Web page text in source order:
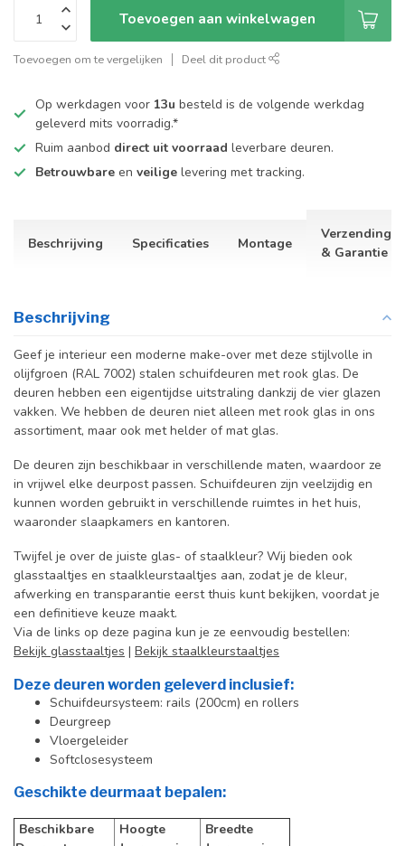
Toevoegen aan winkelwagen
Toevoegen om te vergelijken Deel dit product
Op werkdagen voor 13u besteld is de volgende werkdag
geleverd mits voorradig.*
Ruim aanbod direct uit voorraad leverbare deuren.
Betrouwbare en veilige levering met tracking.
Beschrijving Specificaties Montage
Verzending
& Garantie
Beschrijving
Geef je interieur een moderne make-over met deze stijlvolle in
olijfgroen (RAL 7002) stalen schuifdeuren met rook glas. De
deuren hebben een eigentijdse uitstraling dankzij de vier glazen
vakken. We hebben de deuren niet alleen met rook glas in ons
assortiment, maar ook met helder of mat glas.
De deuren zijn beschikbaar in verschillende maten, waardoor ze
in vrijwel elke deurpost passen. Schuifdeuren zijn veelzijdig en
kunnen worden gebruikt in verschillende ruimtes in het huis,
waaronder slaapkamers en kantoren.
Twijfel je over de juiste glas- of staalkleur? Wij bieden ook
glasstaaltjes en staalkleurstaaltjes aan, zodat je de kleur,
afwerking en transparantie eerst thuis kunt bekijken, voordat je
een definitieve keuze maakt.
Via de links op deze pagina kun je ze eenvoudig bestellen:
Bekijk glasstaaltjes | Bekijk staalkleurstaaltjes
Deze deuren worden geleverd inclusief:
Schuifdeursysteem: rails (200cm) en rollers
Deurgreep
Vloergeleider
Softclosesysteem
Geschikte deurmaat bepalen:
Beschikbare
Hoogte
Breedte